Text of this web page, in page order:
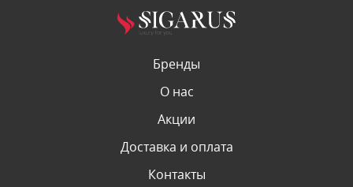
Бренды
О нас
Акции
Доставка и оплата
Контакты